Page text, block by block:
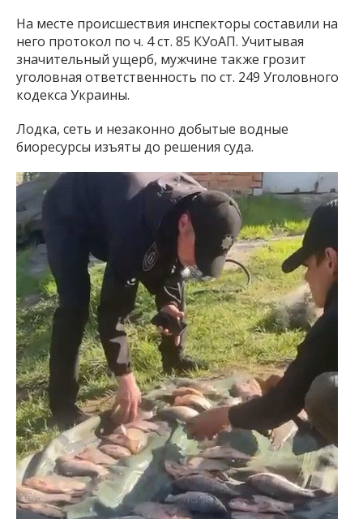
На месте происшествия инспекторы составили на
него протокол по ч. 4 ст. 85 КУоАП. Учитывая
значительный ущерб, мужчине также грозит
уголовная ответственность по ст. 249 Уголовного
кодекса Украины.
Лодка, сеть и незаконно добытые водные
биоресурсы изъяты до решения суда.